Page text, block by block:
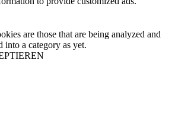
are those that are being analyzed and
into a category as yet.